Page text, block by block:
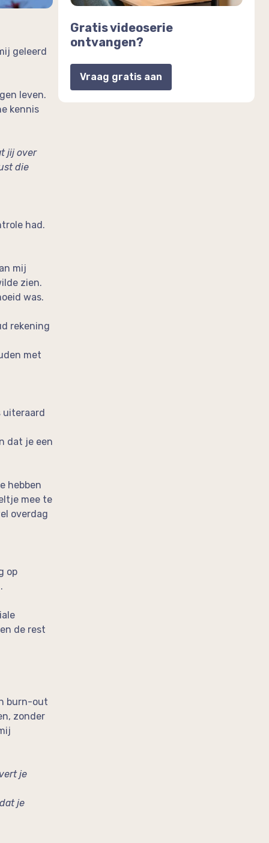
geleerd
leven.
kennis
jij over
die
had.
mij
zien.
was.
rekening
met
uiteraard
dat je een
hebben
mee te
overdag
op
de rest
burn-out
zonder
je
je
Gratis videoserie
ontvangen?
Vraag gratis aan